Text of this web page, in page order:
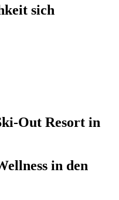
sich
Out Resort in
in den